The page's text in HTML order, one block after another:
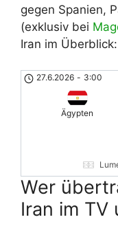
gegen Spanien,
(exklusiv bei
Iran im Überblick:
27.6.2026 - 3:00
Ägypten
Wer
Iran im TV